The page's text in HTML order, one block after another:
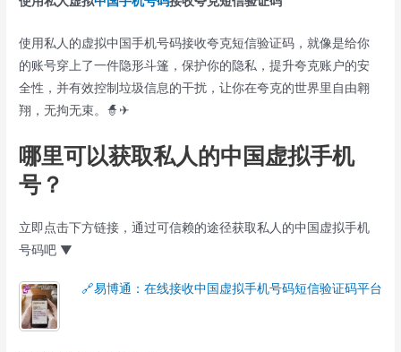
使用私人的虚拟中国手机号码接收夸克短信验证码，就像是给你
的账号穿上了一件隐形斗篷，保护你的隐私，提升夸克账户的安
全性，并有效控制垃圾信息的干扰，让你在夸克的世界里自由翱
翔，无拘无束。🧙️✈
哪里可以获取私人的中国虚拟手机
号？
立即点击下方链接，通过可信赖的途径获取私人的中国虚拟手机
号码吧 ▼
🔗易博通：在线接收中国虚拟手机号码短信验证码平台